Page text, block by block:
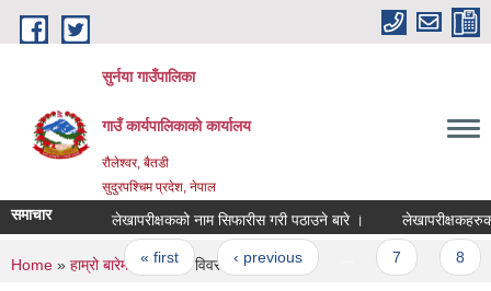
Skip to main content
सुर्नया गाउँपालिका
गाउँ कार्यपालिकाकाे कार्यालय
रौलेश्वर, बैतडी
सुदुरपश्चिम प्रदेश, नेपाल
समाचार लेखापरीक्षकको नाम सिफारीस गरी पठाउने बारे ।
Pages
« first ‹ previous 7 8
You are here
Home » हाम्रो बारेमा » कर्मचारी विवरण